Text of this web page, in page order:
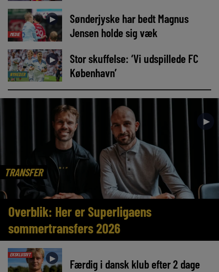
MEDIE
►
Sønderjyske har bedt Magnus
Jensen holde sig væk
NYHEDER
►
Stor skuffelse: ‘Vi udspillede FC
København’
TRANSFER
►
Overblik: Her er Superligaens
sommertransfers 2026
EKSKLUSIVT ► Færdig i dansk klub efter 2 dage